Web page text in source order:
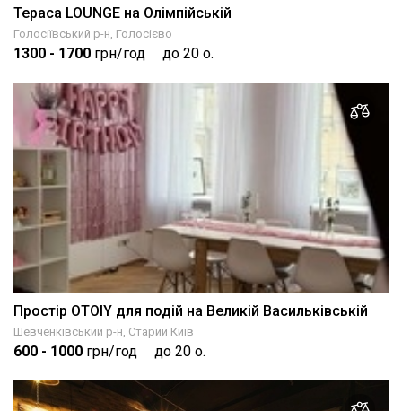
Тераса LOUNGE на Олімпійській
Голосіївський р-н, Голосієво
1300 - 1700 грн/год до 20 о.
Простір OTOIY для подій на Великій Васильківській
Шевченківський р-н, Старий Київ
600 - 1000 грн/год до 20 о.